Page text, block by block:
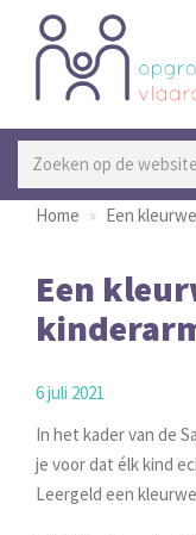
Home Een
Een
6 juli 2021
In het kader van de
je voor dat élk kind
Leergeld een